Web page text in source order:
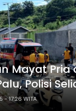
Mayat Pria
Polisi
Kematian
Jumat, 04 Juli 2025 - 17:26 WITA